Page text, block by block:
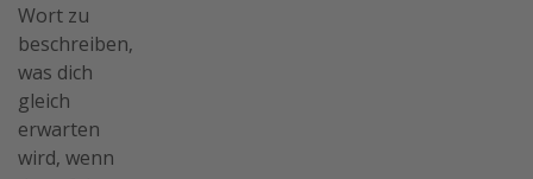
Wort zu
beschreiben,
was dich
gleich
erwarten
wird, wenn